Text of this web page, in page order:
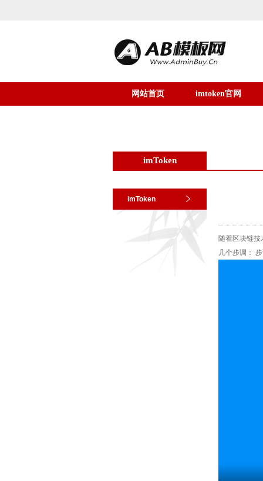
网站首页 imtoken官网
imToken
imToken
随着区块链
几个步调：